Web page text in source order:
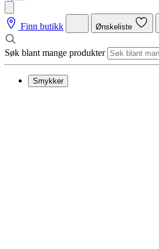
Finn butikk Ønskeliste
Søk blant mange produkter
Smykker